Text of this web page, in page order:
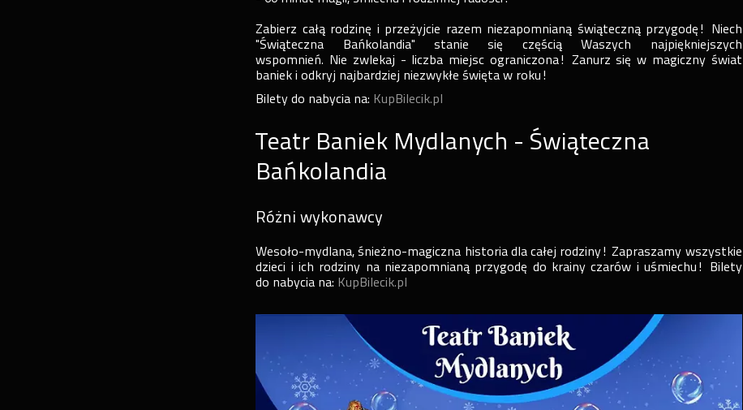
Zabierz całą rodzinę i przeżyjcie razem niezapomnianą świąteczną przygodę! Niech
"Świąteczna Bańkolandia" stanie się częścią Waszych najpiękniejszych
wspomnień. Nie zwlekaj - liczba miejsc ograniczona! Zanurz się w magiczny świat
baniek i odkryj najbardziej niezwykłe święta w roku!
Bilety do nabycia na: KupBilecik.pl
Teatr Baniek Mydlanych - Świąteczna
Bańkolandia
Różni wykonawcy
Wesoło-mydlana, śnieżno-magiczna historia dla całej rodziny! Zapraszamy wszystkie
dzieci i ich rodziny na niezapomnianą przygodę do krainy czarów i uśmiechu! Bilety
do nabycia na: KupBilecik.pl